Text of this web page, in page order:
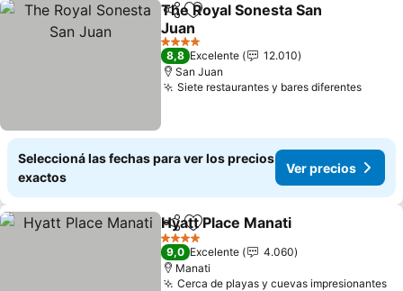
Compartir
Añadir a favoritos
The Royal Sonesta San
Juan
4 Estrellas
8,8 Excelente
12.010
San Juan
Siete restaurantes y bares diferentes
Seleccioná las fechas para ver los precios
exactos
Ver precios
CompartirAñadir a favoritos
Hyatt Place Manati
4 Estrellas
9,0 Excelente
4.060
Manati
Cerca de playas y cuevas impresionantes